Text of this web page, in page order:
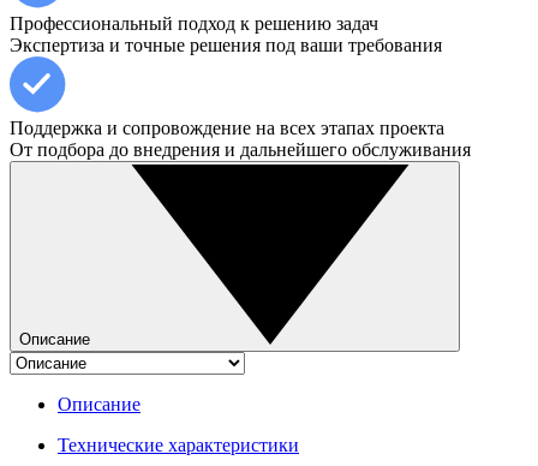
Профессиональный подход к решению задач
Экспертиза и точные решения под ваши требования
Поддержка и сопровождение на всех этапах проекта
От подбора до внедрения и дальнейшего обслуживания
Описание
Описание
Технические характеристики